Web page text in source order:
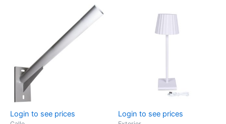
Login to see prices Login to see prices